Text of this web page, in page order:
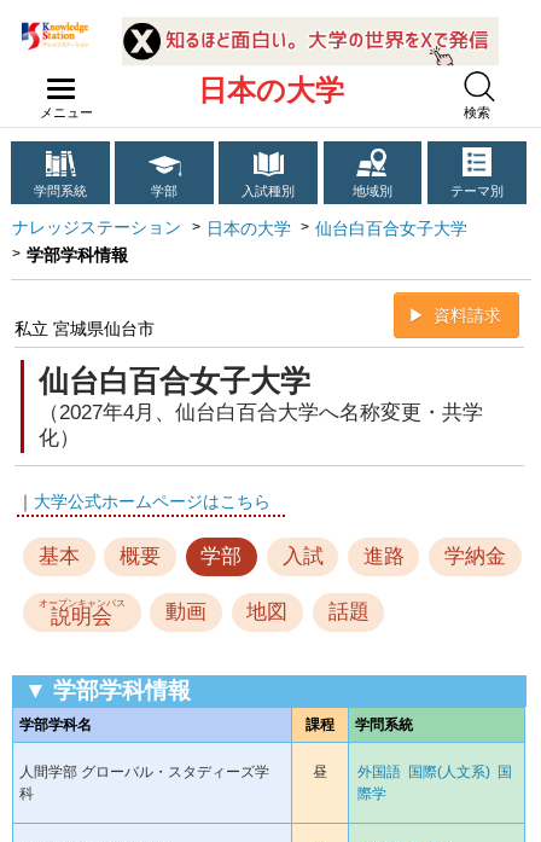
メニュー
日本の大学
検索
学問系統 学部 入試種別 地域別 テーマ別
ナレッジステーション 日本の大学
仙台白百合女子大学
学部学科情報
仙台白百合女子大学
（2027年4月、仙台白百合大学へ名称変更・共学
化）
私立 宮城県仙台市
資料請求
｜ 大学公式ホームページはこちら
基本 概要 学部 入試 進路 学納金
オープンキャンパス
説明会 動画 地図 話題
▼ 学部学科情報
学部学科名 課程 学問系統
人間学部 グローバル・スタディーズ学
科
昼 外国語 国際(人文系) 国
際学